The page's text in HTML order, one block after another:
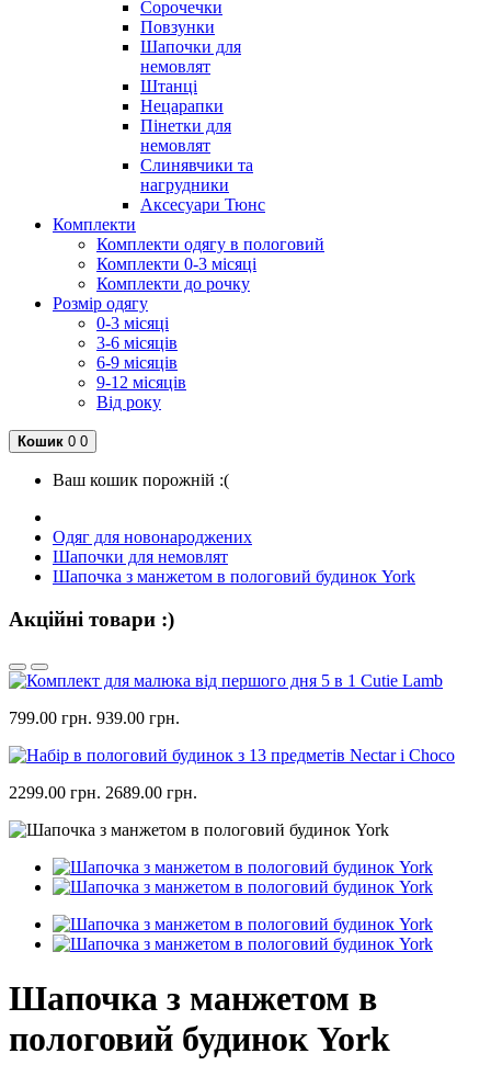
Сорочечки
Повзунки
Шапочки для
немовлят
Штанці
Нецарапки
Пінетки для
немовлят
Слинявчики та
нагрудники
Аксесуари Тюнс
Комплекти
Комплекти одягу в пологовий
Комплекти 0-3 місяці
Комплекти до рочку
Розмір одягу
0-3 місяці
3-6 місяців
6-9 місяців
9-12 місяців
Від року
Кошик 0 0
Ваш кошик порожній :(
Одяг для новонароджених
Шапочки для немовлят
Шапочка з манжетом в пологовий будинок York
Акційні товари :)
799.00 грн. 939.00 грн.
2299.00 грн. 2689.00 грн.
Шапочка з манжетом в
пологовий будинок York